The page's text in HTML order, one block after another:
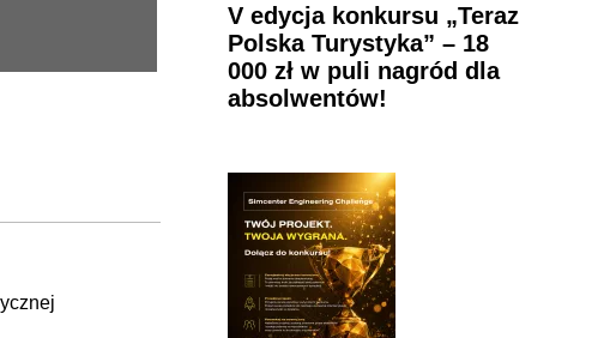
V edycja konkursu „Teraz
Polska Turystyka” – 18
000 zł w puli nagród dla
absolwentów!